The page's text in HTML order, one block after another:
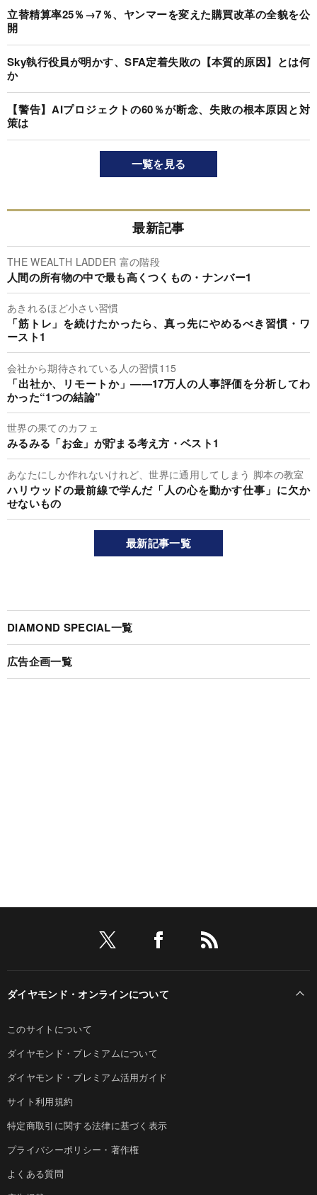
立替精算率25％→7％、ヤンマーを変えた購買改革の全貌を公
開
Sky執行役員が明かす、SFA定着失敗の【本質的原因】とは何
か
【警告】AIプロジェクトの60％が断念、失敗の根本原因と対
策は
一覧を見る
最新記事
THE WEALTH LADDER 富の階段
人間の所有物の中で最も高くつくもの・ナンバー1
あきれるほど小さい習慣
「筋トレ」を続けたかったら、真っ先にやめるべき習慣・ワ
ースト1
会社から期待されている人の習慣115
「出社か、リモートか」――17万人の人事評価を分析してわ
かった“1つの結論”
世界の果てのカフェ
みるみる「お金」が貯まる考え方・ベスト1
あなたにしか作れないけれど、世界に通用してしまう 脚本の教室
ハリウッドの最前線で学んだ「人の心を動かす仕事」に欠か
せないもの
最新記事一覧
DIAMOND SPECIAL一覧
広告企画一覧
ダイヤモンド・オンラインについて
このサイトについて
ダイヤモンド・プレミアムについて
ダイヤモンド・プレミアム活用ガイド
サイト利用規約
特定商取引に関する法律に基づく表示
プライバシーポリシー・著作権
よくある質問